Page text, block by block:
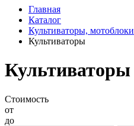
Главная
Каталог
Культиваторы, мотоблоки
Культиваторы
Культиваторы
Стоимость
от
до